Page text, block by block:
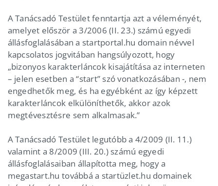
A Tanácsadó Testület fenntartja azt a véleményét,
amelyet először a 3/2006 (II. 23.) számú egyedi
állásfoglalásában a startportal.hu domain névvel
kapcsolatos jogvitában hangsúlyozott, hogy
„bizonyos karakterláncok kisajátítása az interneten
– jelen esetben a “start” szó vonatkozásában -, nem
engedhetők meg, és ha egyébként az így képzett
karakterláncok elkülöníthetők, akkor azok
megtévesztésre sem alkalmasak.”
A Tanácsadó Testület legutóbb a 4/2009 (II. 11.)
valamint a 8/2009 (III. 20.) számú egyedi
állásfoglalásaiban állapította meg, hogy a
megastart.hu továbbá a startüzlet.hu domainek